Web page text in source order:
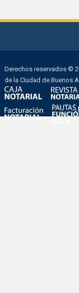
Derechos reservados ©
de la Ciudad de Buenos